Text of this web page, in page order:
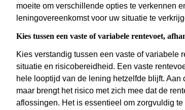
moeite om verschillende opties te verkennen
leningovereenkomst voor uw situatie te
Kies tussen een vaste of variabele rentevoet,
Kies verstandig tussen een vaste of
situatie en risicobereidheid. Een vaste
hele looptijd van de lening hetzelfde blijft.
maar brengt het risico met zich mee dat de
aflossingen. Het is essentieel om zorgvuldig